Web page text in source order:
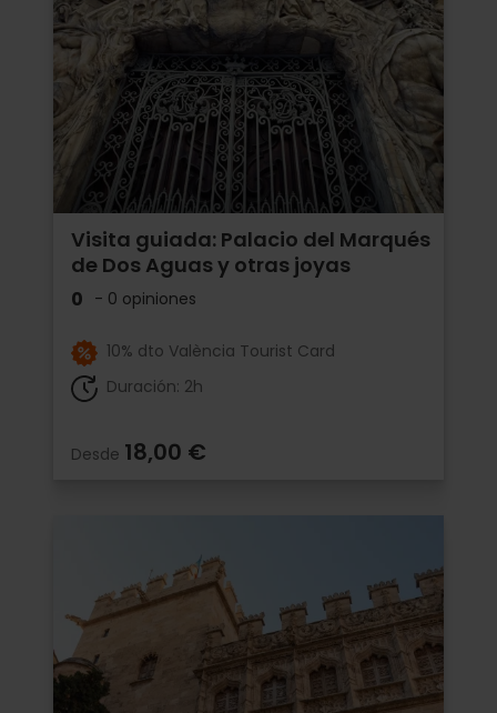
Visita guiada: Palacio del Marqués
de Dos Aguas y otras joyas
0 - 0 opiniones
10% dto València Tourist Card
Duración: 2h
Desde 18,00 €